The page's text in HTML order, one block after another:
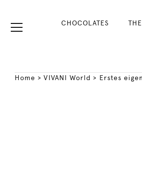
CHOCOLATES
Home >VIVANI World > Erstes